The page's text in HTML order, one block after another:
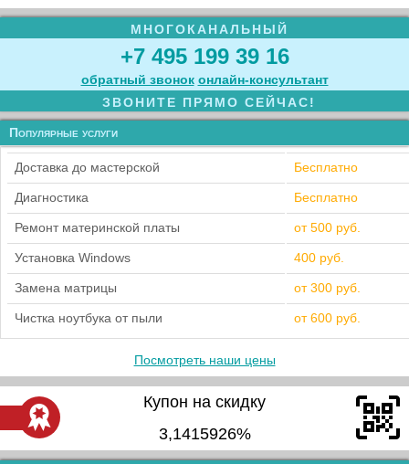
МНОГОКАНАЛЬНЫЙ
+7 495 199 39 16
обратный звонок онлайн‑консультант
ЗВОНИТЕ ПРЯМО СЕЙЧАС!
Популярные услуги
Доставка до мастерской Бесплатно
Диагностика Бесплатно
Ремонт материнской платы от 500 руб.
Установка Windows 400 руб.
Замена матрицы от 300 руб.
Чистка ноутбука от пыли от 600 руб.
Посмотреть наши цены
Купон на скидку
3,1415926%